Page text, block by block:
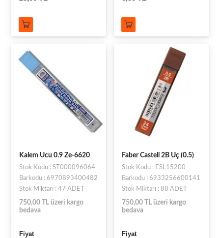
Kalem Ucu 0.9 Ze-6620
Stok Kodu : ST000096064
Barkodu : 6970893400482
Stok Miktarı : 47 ADET
750,00 TL üzeri kargo
bedava
Fiyat
Faber Castell 2B Uç (0.5)
Stok Kodu : ESL15200
Barkodu : 6933256600141
Stok Miktarı : 88 ADET
750,00 TL üzeri kargo
bedava
Fiyat